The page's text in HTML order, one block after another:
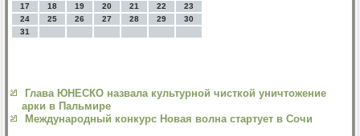
17
18 19 20 21 22
23
24
25 26 27 28 29
30
31
Глава ЮНЕСКО назвала культурной чисткой уничтожение
арки в Пальмире
Международный конкурс Новая волна стартует в Сочи